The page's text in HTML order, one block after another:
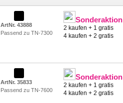
ArtNr. 43888
Passend zu TN-7300
Sonderaktion
2 kaufen + 1 gratis
4 kaufen + 2 gratis
ArtNr. 35833
Passend zu TN-7600
Sonderaktion
2 kaufen + 1 gratis
4 kaufen + 2 gratis